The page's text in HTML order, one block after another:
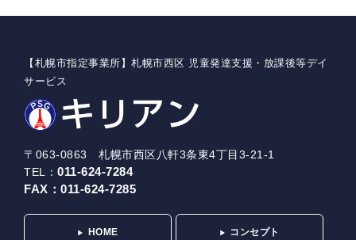
【札幌市指定事業所】札幌市西区 児童発達支援・放課後等デイ
サービス
〒063-0863 札幌市西区八軒3条東4丁目3-21-1
TEL：011-624-7284
FAX：011-624-7285
HOME コンセプト